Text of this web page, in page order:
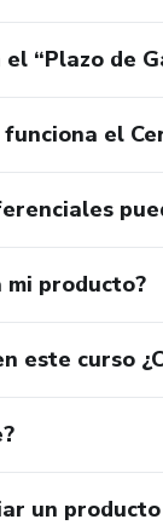
el “Plazo de
funciona el
mi producto?
este curso
un